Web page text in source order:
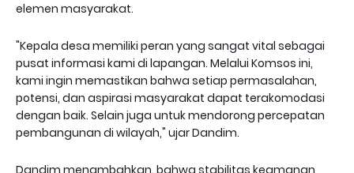
elemen masyarakat.
"Kepala desa memiliki peran yang sangat vital sebagai
pusat informasi kami di lapangan. Melalui Komsos ini,
kami ingin memastikan bahwa setiap permasalahan,
potensi, dan aspirasi masyarakat dapat terakomodasi
dengan baik. Selain juga untuk mendorong percepatan
pembangunan di wilayah," ujar Dandim.
Dandim menambahkan, bahwa stabilitas keamanan